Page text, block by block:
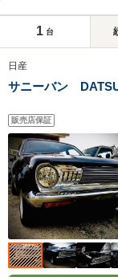
1 台
日産
サニーバン
販売店保証